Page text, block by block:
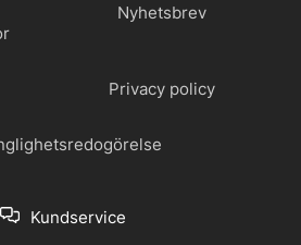
Nyhetsbrev
Privacy policy
Kundservice